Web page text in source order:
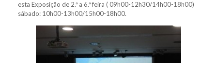
esta Exposição de 2.ª a 6.ª feira ( 09h00-12h30/14h00-18h00)
sábado: 10h00-13h00/15h00-18h00.